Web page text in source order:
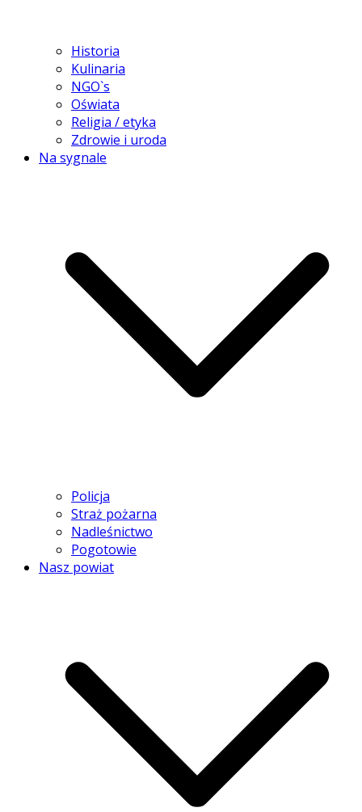
Historia
Kulinaria
NGO`s
Oświata
Religia / etyka
Zdrowie i uroda
Na sygnale
Policja
Straż pożarna
Nadleśnictwo
Pogotowie
Nasz powiat